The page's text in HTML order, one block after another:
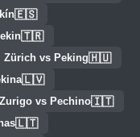
🇪🇸
🇹🇷
🇭🇺
Zürich vs Peking
🇱🇻
🇮🇹
Zurigo vs Pechino
🇱🇹